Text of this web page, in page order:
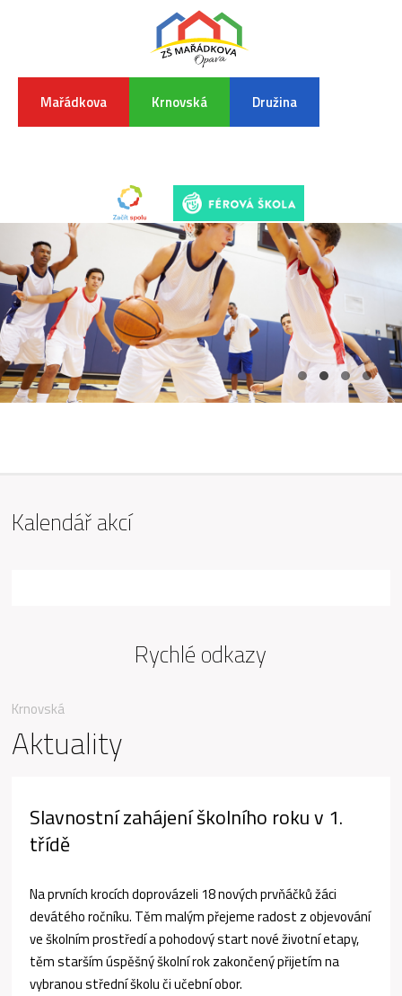
Mařádkova Krnovská Družina
Krnovská
Aktuality
Slavnostní zahájení školního roku v 1.
třídě
Na prvních krocích doprovázeli 18 nových prvňáčků žáci
devátého ročníku. Těm malým přejeme radost z objevování
ve školním prostředí a pohodový start nové životní etapy,
těm starším úspěšný školní rok zakončený přijetím na
vybranou střední školu či učební obor.
Kalendář akcí
Rychlé odkazy